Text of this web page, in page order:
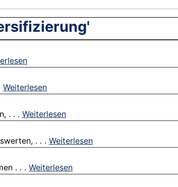
Weiterlesen
. . . Weiterlesen
. . . Weiterlesen
. . . Weiterlesen